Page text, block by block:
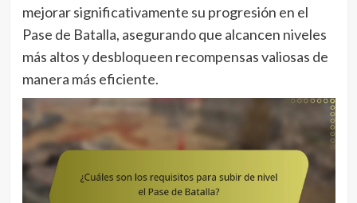
mejorar significativamente su progresión en el
Pase de Batalla, asegurando que alcancen niveles
más altos y desbloqueen recompensas valiosas de
manera más eficiente.